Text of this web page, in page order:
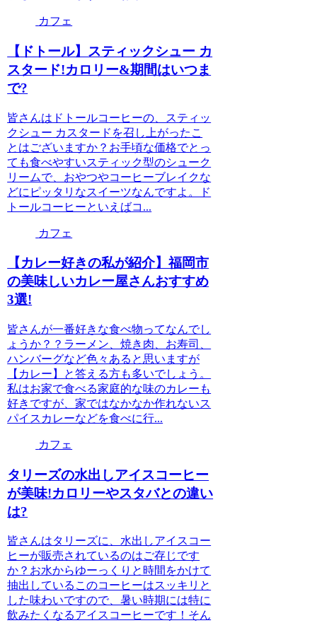
カフェ
【ドトール】スティックシュー カ
スタード!カロリー&期間はいつま
で?
皆さんはドトールコーヒーの、スティッ
クシュー カスタードを召し上がったこ
とはございますか？お手頃な価格でとっ
ても食べやすいスティック型のシューク
リームで、おやつやコーヒーブレイクな
どにピッタリなスイーツなんですよ。ド
トールコーヒーといえばコ...
カフェ
【カレー好きの私が紹介】福岡市
の美味しいカレー屋さんおすすめ
3選!
皆さんが一番好きな食べ物ってなんでし
ょうか？？ラーメン、焼き肉、お寿司、
ハンバーグなど色々あると思いますが
【カレー】と答える方も多いでしょう。
私はお家で食べる家庭的な味のカレーも
好きですが、家ではなかなか作れないス
パイスカレーなどを食べに行...
カフェ
タリーズの水出しアイスコーヒー
が美味!カロリーやスタバとの違い
は?
皆さんはタリーズに、水出しアイスコー
ヒーが販売されているのはご存じです
か？お水からゆーっくりと時間をかけて
抽出しているこのコーヒーはスッキリと
した味わいですので、暑い時期には特に
飲みたくなるアイスコーヒーです！そん